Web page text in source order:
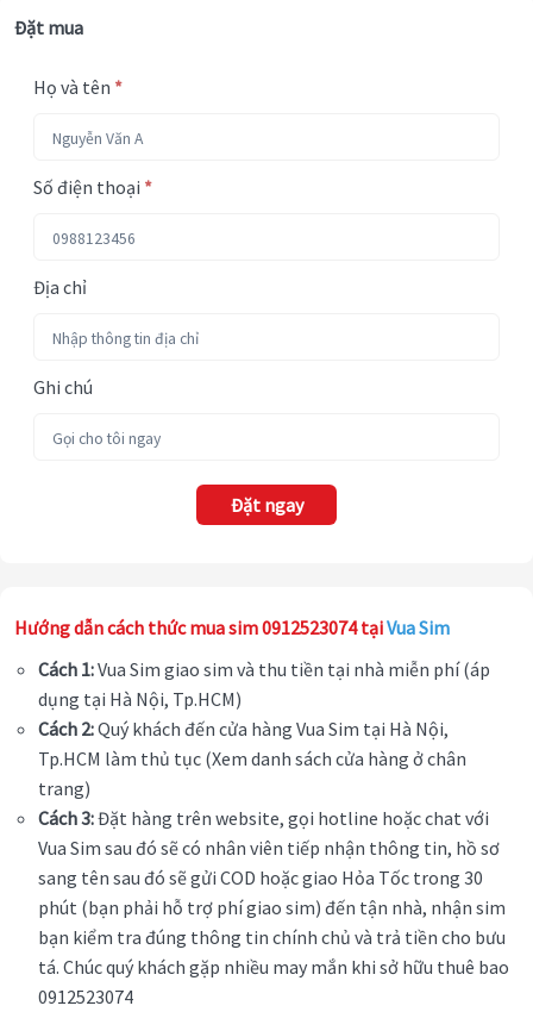
Đặt mua
Họ và tên *
Số điện thoại *
Địa chỉ
Ghi chú
Đặt ngay
Hướng dẫn cách thức mua sim 0912523074 tạiVua Sim
Cách 1:Vua Sim giao sim và thu tiền tại nhà miễn phí (áp
dụng tại Hà Nội, Tp.HCM)
Cách 2:Quý khách đến cửa hàng Vua Sim tại Hà Nội,
Tp.HCM làm thủ tục (Xem danh sách cửa hàng ở chân
trang)
Cách 3:Đặt hàng trên website, gọi hotline hoặc chat với
Vua Sim sau đó sẽ có nhân viên tiếp nhận thông tin, hồ sơ
sang tên sau đó sẽ gửi COD hoặc giao Hỏa Tốc trong 30
phút (bạn phải hỗ trợ phí giao sim) đến tận nhà, nhận sim
bạn kiểm tra đúng thông tin chính chủ và trả tiền cho bưu
tá. Chúc quý khách gặp nhiều may mắn khi sở hữu thuê bao
0912523074